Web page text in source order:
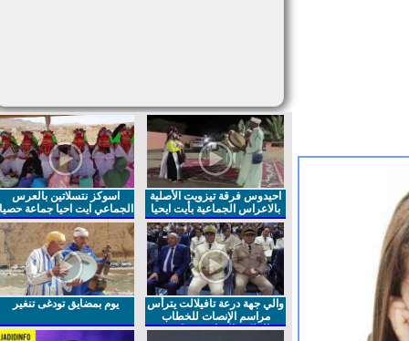
احيدوس فرقة تيزويت الأصلية
بالاعراس الجماعية بأيت ايحيا
اسوكز نتسلاتين بالعرس
الجماعي ايت احيا جماعة حصيا
والي جهة درعة تافيلالت يترأس
مراسم الإنصات للخطاب
الملكي السامي بمناسبة
يوم بمضايق تودغى تنغير